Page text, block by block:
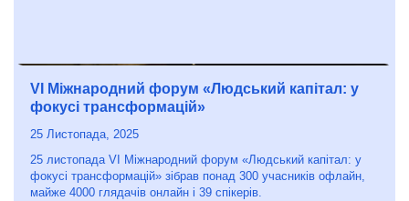
VI Міжнародний форум «Людський капітал: у
фокусі трансформацій»
25 Листопада, 2025
25 листопада VI Міжнародний форум «Людський капітал: у
фокусі трансформацій» зібрав понад 300 учасників офлайн,
майже 4000 глядачів онлайн і 39 спікерів.